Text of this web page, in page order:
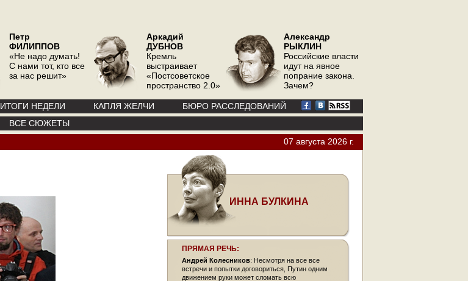
Петр
ФИЛИППОВ
«Не надо думать!
С нами тот, кто все
за нас решит»
Аркадий
ДУБНОВ
Кремль
выстраивает
«Постсоветское
пространство 2.0»
Александр
РЫКЛИН
Российские власти
идут на явное
попрание закона.
Зачем?
ИТОГИ НЕДЕЛИ КАПЛЯ ЖЕЛЧИ
БЮРО РАССЛЕДОВАНИЙ
ВСЕ СЮЖЕТЫ
07 августа 2026 г.
ИННА БУЛКИНА
ПРЯМАЯ РЕЧЬ:
Андрей Колесников: Несмотря на все все
встречи и попытки договориться, Путин одним
движением руки может сломать всю